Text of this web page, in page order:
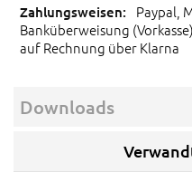
Paypal,
Banküberweisung
auf Rechnung über Klarna
Downloads